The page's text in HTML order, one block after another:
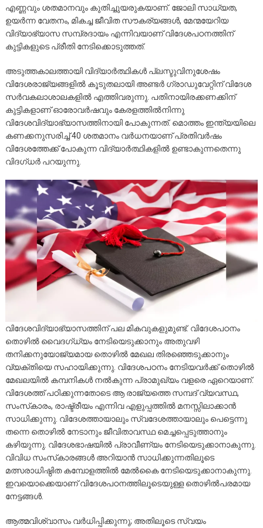
എണ്ണവും ശതമാനവും കുതിച്ചുയരുകയാണ്. ജോലി സാധ്യത,
ഉയർന്ന വേതനം, മികച്ച ജീവിത സൗകര്യങ്ങൾ, മേന്മയേറിയ
വിദ്യാഭ്യാസ സമ്പ്രദായം എന്നിവയാണ് വിദേശപഠനത്തിന്
കുട്ടികളുടെ പ്രീതി നേടിക്കൊടുത്തത്.
അടുത്തകാലത്തായി വിദ്യാർത്ഥികൾ പ്ലസ്ടുവിനുശേഷം
വിദേശരാജ്യങ്ങളിൽ കൂടുതലായി അണ്ടർ ഗ്രാഡുവേറ്റിന് വിദേശ
സർവകലാശാലകളിൽ എത്തിവരുന്നു. പതിനായിരക്കണക്കിന്
കുട്ടികളാണ് ഓരോവർഷവും കേരളത്തിൽനിന്നു
വിദേശവിദ്യാഭ്യാസത്തിനായി പോകുന്നത്. മൊത്തം ഇന്ത്യയിലെ
കണക്കനുസരിച്ച് 40 ശതമാനം വർധനയാണ് പ്രതിവർഷം
വിദേശത്തേക്ക് പോകുന്ന വിദ്യാർത്ഥികളിൽ ഉണ്ടാകുന്നതെന്നു
വിദഗ്ധർ പറയുന്നു.
വിദേശവിദ്യാഭ്യാസത്തിന് പല മികവുകളുമുണ്ട്. വിദേശപഠനം
തൊഴിൽ വൈദഗ്ധ്യം നേടിയെടുക്കാനും അതുവഴി
തനിക്കനുയോജ്യമായ തൊഴിൽ മേഖല തിരഞ്ഞെടുക്കാനും
വ്യക്തിയെ സഹായിക്കുന്നു. വിദേശപഠനം നേടിയവർക്ക് തൊഴിൽ
മേഖലയിൽ കമ്പനികൾ നൽകുന്ന പ്രാമുഖ്യം വളരെ ഏറെയാണ്.
വിദേശത്ത് പഠിക്കുന്നതോടെ ആ രാജ്യത്തെ സമ്പദ് വ്യവസ്ഥ,
സംസ്‌കാരം, രാഷ്ട്രീയം എന്നിവ എളുപ്പത്തിൽ മനസ്സിലാക്കാൻ
സാധിക്കുന്നു. വിദേശത്തായാലും സ്വദേശത്തായാലും പെട്ടെന്നു
തന്നെ തൊഴിൽ നേടാനും ജീവിതാവസ്ഥ മെച്ചപ്പെടുത്താനും
കഴിയുന്നു. വിദേശഭാഷയിൽ പ്രാവീണ്യം നേടിയെടുക്കാനാകുന്നു.
വിവിധ സംസ്‌കാരങ്ങൾ അറിയാൻ സാധിക്കുന്നതിലൂടെ
മത്സരാധിഷ്ഠിത കമ്പോളത്തിൽ മേൽകൈ നേടിയെടുക്കാനാകുന്നു.
ഇവയൊക്കെയാണ് വിദേശപഠനത്തിലൂടെയുള്ള തൊഴിൽപരമായ
നേട്ടങ്ങൾ.
ആത്മവിശ്വാസം വർധിപ്പിക്കുന്നു; അതിലൂടെ സ്വയം